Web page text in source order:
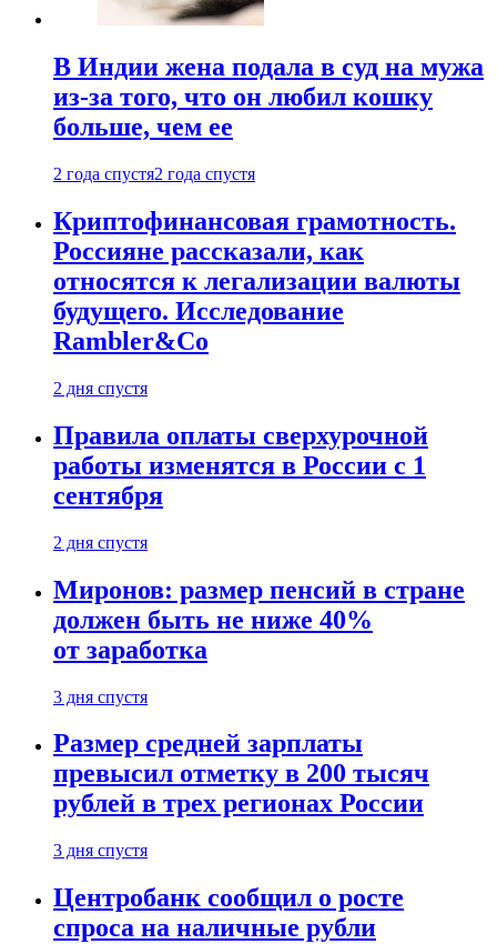
В Индии жена подала в суд на мужа
из-за того, что он любил кошку
больше, чем ее
2 года спустя2 года спустя
Криптофинансовая грамотность.
Россияне рассказали, как
относятся к легализации валюты
будущего. Исследование
Rambler&Co
2 дня спустя
Правила оплаты сверхурочной
работы изменятся в России с 1
сентября
2 дня спустя
Миронов: размер пенсий в стране
должен быть не ниже 40%
от заработка
3 дня спустя
Размер средней зарплаты
превысил отметку в 200 тысяч
рублей в трех регионах России
3 дня спустя
Центробанк сообщил о росте
спроса на наличные рубли